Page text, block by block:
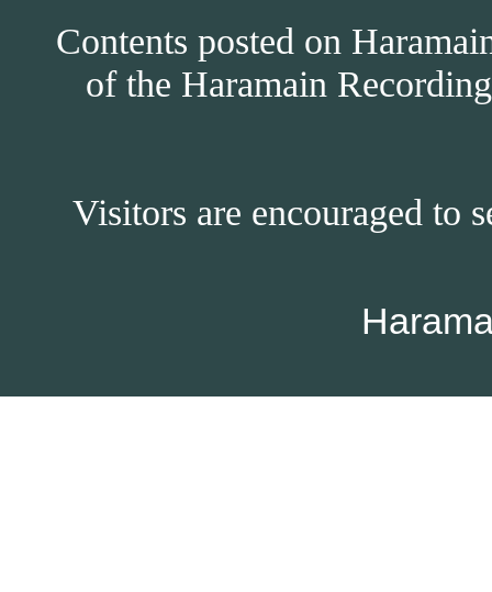
Contents posted on
of the Haramain
Visitors are encouraged to